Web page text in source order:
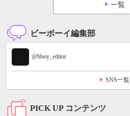
一覧
ビーボーイ編集部
@bboy_editor
SNS一覧
PICK UP コンテンツ